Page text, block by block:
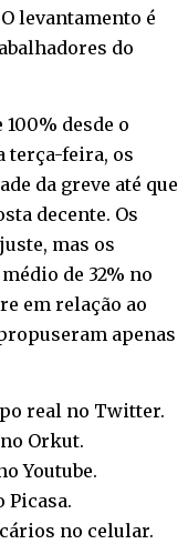
levantamento é
do
100% desde o
terça-feira, os
da greve até que
decente. Os
mas os
de 32% no
em relação ao
apenas
real no Twitter.
Orkut.
Youtube.
Picasa.
no celular.